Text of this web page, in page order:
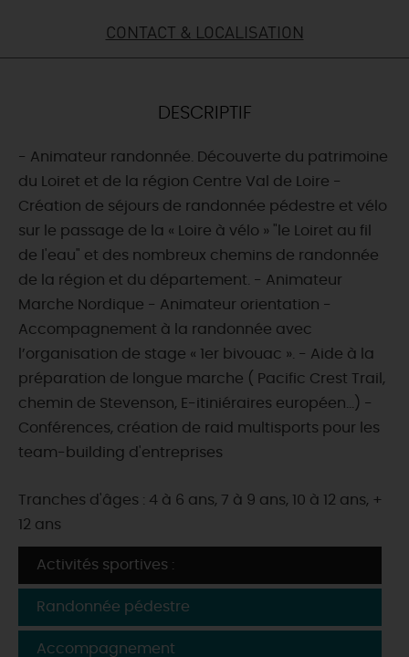
DEMAIN
CE WEEK-END
CONTACT & LOCALISATION
DESCRIPTIF
- Animateur randonnée. Découverte du patrimoine
du Loiret et de la région Centre Val de Loire -
Création de séjours de randonnée pédestre et vélo
sur le passage de la « Loire à vélo » "le Loiret au fil
de l'eau" et des nombreux chemins de randonnée
de la région et du département. - Animateur
Marche Nordique - Animateur orientation -
Accompagnement à la randonnée avec
l’organisation de stage « 1er bivouac ». - Aide à la
préparation de longue marche ( Pacific Crest Trail,
chemin de Stevenson, E-itiniéraires européen...) -
Conférences, création de raid multisports pour les
team-building d'entreprises
Tranches d'âges : 4 à 6 ans, 7 à 9 ans, 10 à 12 ans, +
12 ans
Activités sportives :
Randonnée pédestre
Accompagnement